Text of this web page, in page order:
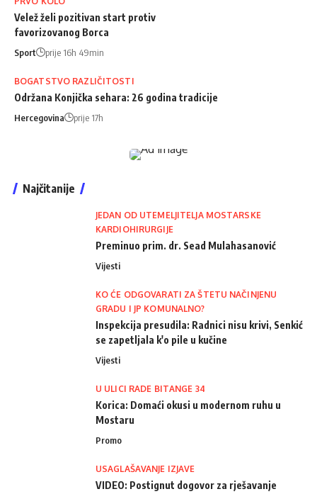
Velež želi pozitivan start protiv
favorizovanog Borca
Sport prije 16h 49min
BOGATSTVO RAZLIČITOSTI
Održana Konjička sehara: 26 godina tradicije
Hercegovina prije 17h
Najčitanije
JEDAN OD UTEMELJITELJA MOSTARSKE
KARDIOHIRURGIJE
Preminuo prim. dr. Sead Mulahasanović
Vijesti
KO ĆE ODGOVARATI ZA ŠTETU NAČINJENU
GRADU I JP KOMUNALNO?
Inspekcija presudila: Radnici nisu krivi, Senkić
se zapetljala k'o pile u kučine
Vijesti
U ULICI RADE BITANGE 34
Korica: Domaći okusi u modernom ruhu u
Mostaru
Promo
USAGLAŠAVANJE IZJAVE
VIDEO: Postignut dogovor za rješavanje